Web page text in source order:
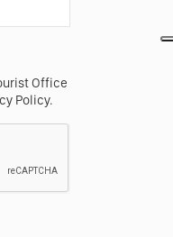
Office
Policy.